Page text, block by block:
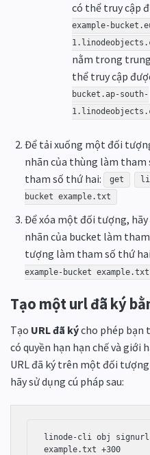
có thể truy cập
example-
nằm trong
thể truy cập
bucket.ap-south-
Để tải xuống một đối
nhãn của thùng làm tham
tham số thứ hai:
get
bucket example.txt
Để xóa một đối tượng, hãy
nhãn của bucket làm
tượng làm tham số thứ
example-bucket example.txt
Tạo một url đã ký
Tạo URL đã kýcho phép bạn
có quyền hạn hạn chế và giới
URL đã ký trên một đối
hãy sử dụng cú pháp sau:
linode-cli obj signurl
example.txt +300